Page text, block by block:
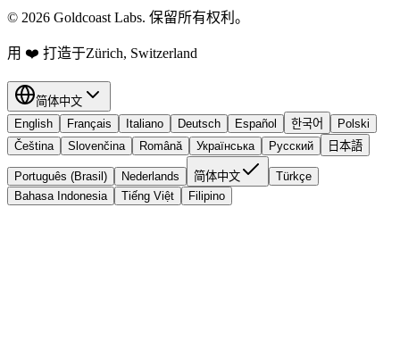
© 2026 Goldcoast Labs. 保留所有权利。
用 ❤️ 打造于Zürich, Switzerland
简体中文
English
Français Italiano Deutsch Español 한국어
Polski
Čeština
Slovenčina Română Українська Русский 日本語
Português (Brasil) Nederlands 简体中文
Türkçe
Bahasa Indonesia
Tiếng Việt Filipino